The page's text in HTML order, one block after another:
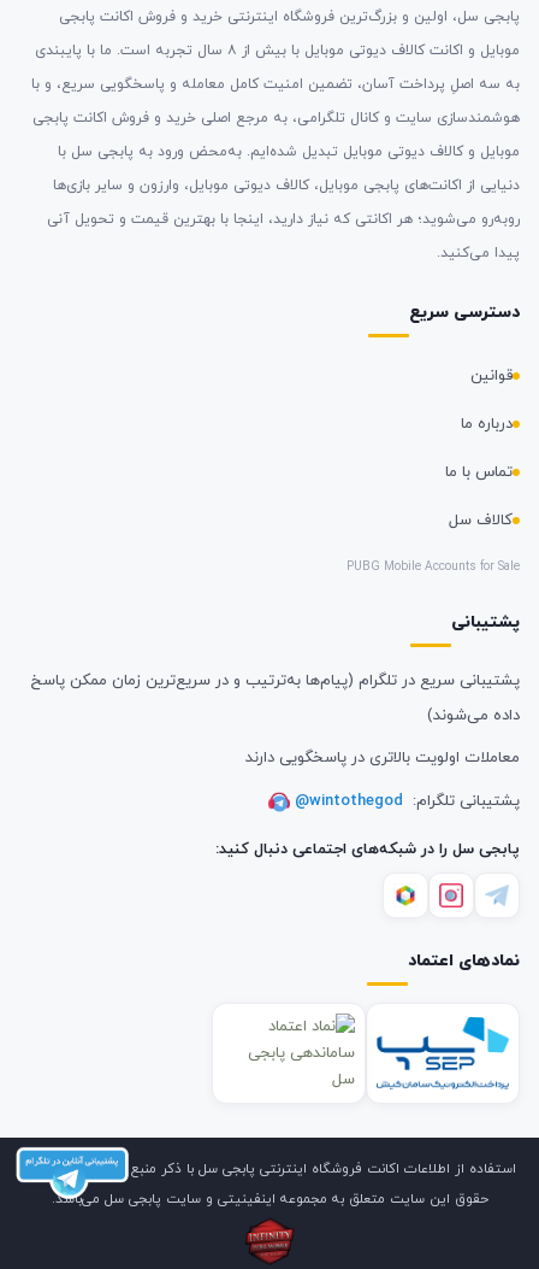
پابجی سل، اولین و بزرگ‌ترین فروشگاه اینترنتی خرید و فروش اکانت پابجی
موبایل و اکانت کالاف دیوتی موبایل با بیش از ۸ سال تجربه است. ما با پایبندی
به سه اصلِ پرداخت آسان، تضمین امنیت کامل معامله و پاسخگویی سریع، و با
هوشمندسازی سایت و کانال تلگرامی، به مرجع اصلی خرید و فروش اکانت پابجی
موبایل و کالاف دیوتی موبایل تبدیل شده‌ایم. به‌محض ورود به پابجی سل با
دنیایی از اکانت‌های پابجی موبایل، کالاف دیوتی موبایل، وارزون و سایر بازی‌ها
روبه‌رو می‌شوید؛ هر اکانتی که نیاز دارید، اینجا با بهترین قیمت و تحویل آنی
پیدا می‌کنید.
دسترسی سریع
قوانین
درباره ما
تماس با ما
کالاف سل
PUBG Mobile Accounts for Sale
پشتیبانی
پشتیبانی سریع در تلگرام (پیام‌ها به‌ترتیب و در سریع‌ترین زمان ممکن پاسخ
داده می‌شوند)
معاملات اولویت بالاتری در پاسخگویی دارند
پشتیبانی تلگرام: @wintothegod
پابجی سل را در شبکه‌های اجتماعی دنبال کنید:
نمادهای اعتماد
استفاده از اطلاعات اکانت فروشگاه اینترنتی پابجی سل با ذکر منبع بلامانع است. کلیه
حقوق این سایت متعلق به مجموعه اینفینیتی و سایت پابجی سل می‌باشد.